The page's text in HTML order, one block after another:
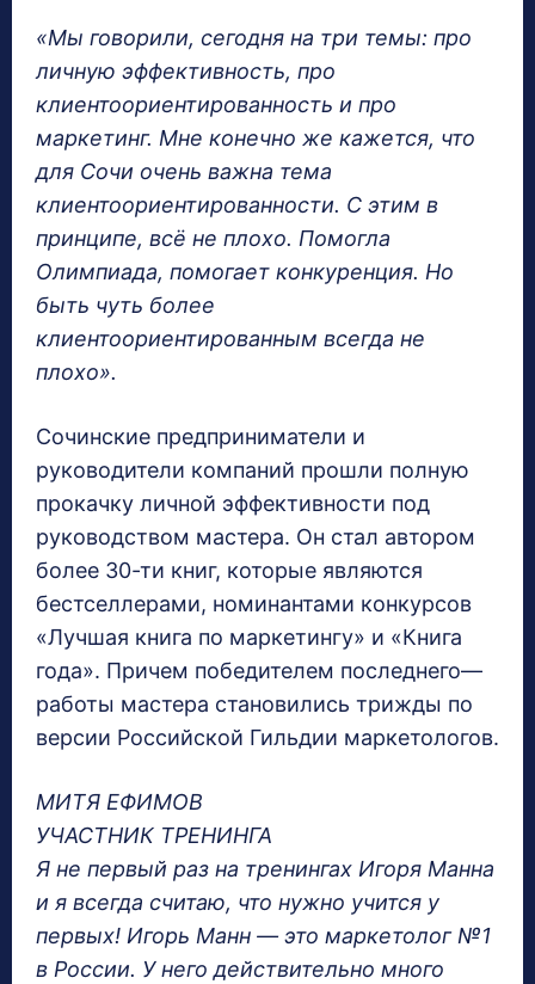
«Мы говорили, сегодня на три темы: про
личную эффективность, про
клиентоориентированность и про
маркетинг. Мне конечно же кажется, что
для Сочи очень важна тема
клиентоориентированности. С этим в
принципе, всё не плохо. Помогла
Олимпиада, помогает конкуренция. Но
быть чуть более
клиентоориентированным всегда не
плохо».
Сочинские предприниматели и
руководители компаний прошли полную
прокачку личной эффективности под
руководством мастера. Он стал автором
более 30-ти книг, которые являются
бестселлерами, номинантами конкурсов
«Лучшая книга по маркетингу» и «Книга
года». Причем победителем последнего—
работы мастера становились трижды по
версии Российской Гильдии маркетологов.
МИТЯ ЕФИМОВ
УЧАСТНИК ТРЕНИНГА
Я не первый раз на тренингах Игоря Манна
и я всегда считаю, что нужно учится у
первых! Игорь Манн — это маркетолог №1
в России. У него действительно много